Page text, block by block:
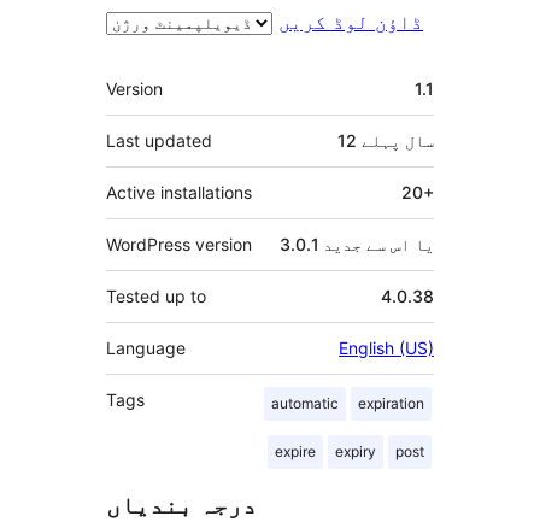
ڈاؤن لوڈ کریں
میٹا
Version 1.1
Last updated 12 سال پہلے
Active installations 20+
WordPress version 3.0.1 یا اس سے جدید
Tested up to 4.0.38
Language English (US)
Tags automatic expiration
expire expiry post
درجہ بندیاں